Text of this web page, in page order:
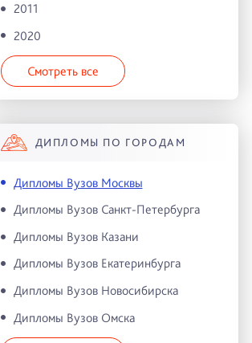
2011
2020
Смотреть все
ДИПЛОМЫ ПО ГОРОДАМ
Дипломы Вузов Москвы
Дипломы Вузов Санкт-Петербурга
Дипломы Вузов Казани
Дипломы Вузов Екатеринбурга
Дипломы Вузов Новосибирска
Дипломы Вузов Омска